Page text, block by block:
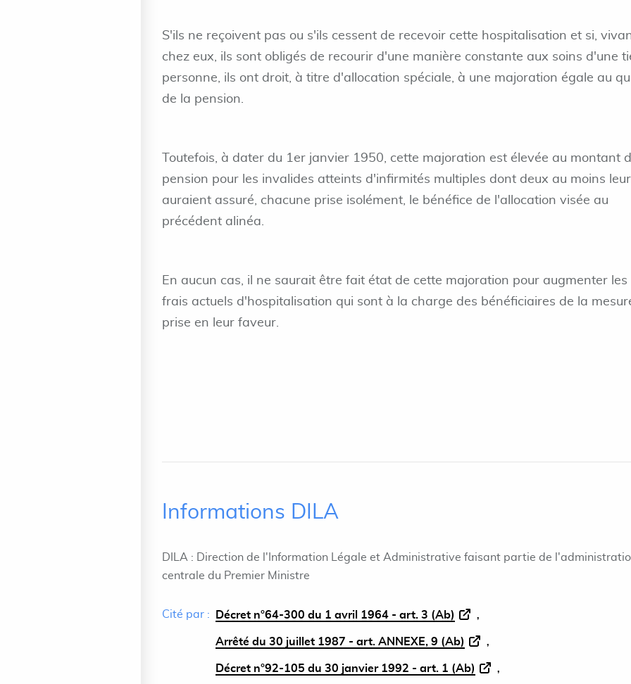
S'ils ne reçoivent pas ou s'ils cessent de recevoir cette hospitalisation et si,
chez eux, ils sont obligés de recourir d'une manière constante aux soins d'une
personne, ils ont droit, à titre d'allocation spéciale, à une majoration égale au
de la pension.
Toutefois, à dater du 1er janvier 1950, cette majoration est élevée au montant
pension pour les invalides atteints d'infirmités multiples dont deux au moins leur
auraient assuré, chacune prise isolément, le bénéfice de l'allocation visée au
précédent alinéa.
En aucun cas, il ne saurait être fait état de cette majoration pour augmenter les
frais actuels d'hospitalisation qui sont à la charge des bénéficiaires de la
prise en leur faveur.
Informations DILA
DILA : Direction de l'Information Légale et Administrative faisant partie de
centrale du Premier Ministre
Cité par : Décret n°64-300 du 1 avril 1964 - art. 3 (Ab)
Arrêté du 30 juillet 1987 - art. ANNEXE, 9 (Ab)
Décret n°92-105 du 30 janvier 1992 - art. 1 (Ab)